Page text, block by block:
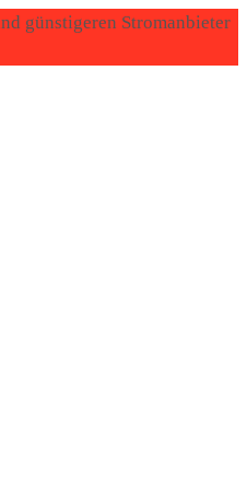
günstigeren Stromanbieter